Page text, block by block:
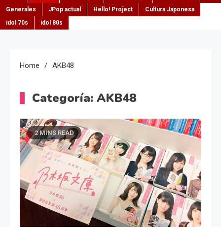
Generales
JPop actual Hello! Project
Cultura Japonesa
idol 70s
idol 80s
Home AKB48
Categoría: AKB48
2 MINS READ